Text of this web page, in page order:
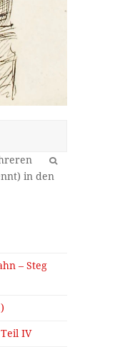
OK
– Steg
IV